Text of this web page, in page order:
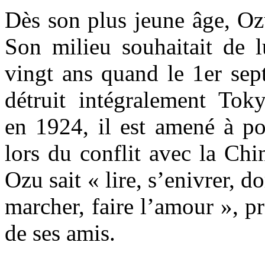
Dès son plus jeune âge,
Son milieu souhaitait de
vingt ans quand le 1er
détruit intégralement
en 1924, il est amené à
lors du conflit avec la
Ozu sait « lire, s’enivrer,
marcher, faire l’amour »,
de ses amis.